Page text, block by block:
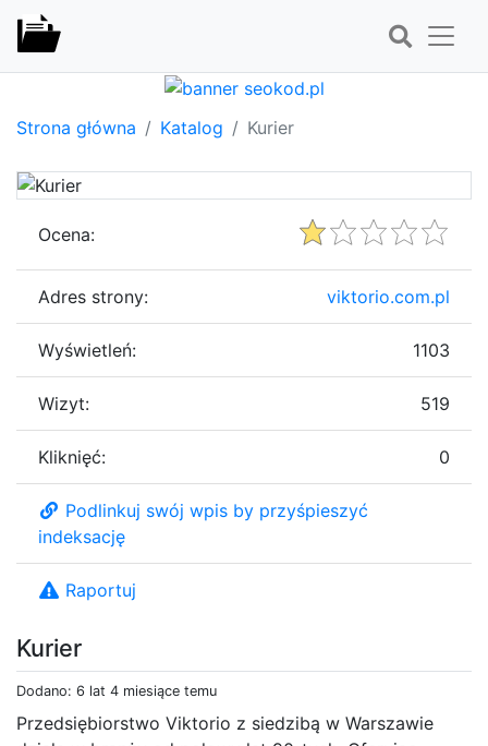
Strona główna Katalog Kurier
Kurier
Dodano: 6 lat 4 miesiące temu
Przedsiębiorstwo Viktorio z siedzibą w Warszawie
Ocena:
Adres strony: viktorio.com.pl
Wyświetleń: 1103
Wizyt: 519
Kliknięć: 0
Podlinkuj swój wpis by przyśpieszyć
indeksację
Raportuj